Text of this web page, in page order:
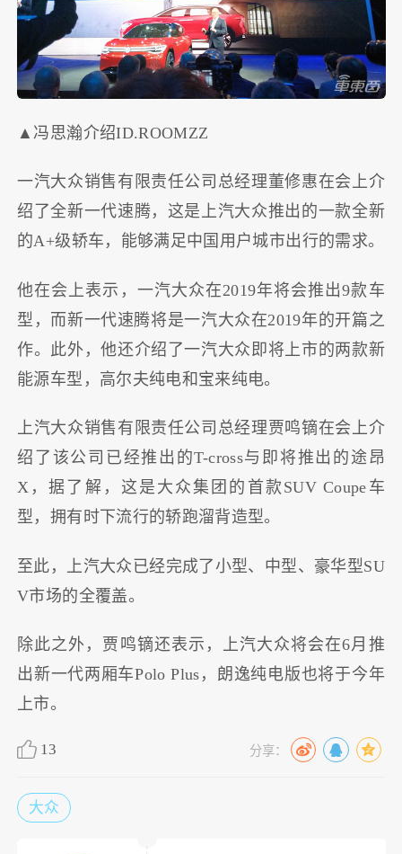
▲冯思瀚介绍ID.ROOMZZ
一汽大众销售有限责任公司总经理董修惠在会上介
绍了全新一代速腾，这是上汽大众推出的一款全新
的A+级轿车，能够满足中国用户城市出行的需求。
他在会上表示，一汽大众在2019年将会推出9款车
型，而新一代速腾将是一汽大众在2019年的开篇之
作。此外，他还介绍了一汽大众即将上市的两款新
能源车型，高尔夫纯电和宝来纯电。
上汽大众销售有限责任公司总经理贾鸣镝在会上介
绍了该公司已经推出的T-cross与即将推出的途昂
X，据了解，这是大众集团的首款SUV Coupe车
型，拥有时下流行的轿跑溜背造型。
至此，上汽大众已经完成了小型、中型、豪华型SU
V市场的全覆盖。
除此之外，贾鸣镝还表示，上汽大众将会在6月推
出新一代两厢车Polo Plus，朗逸纯电版也将于今年
上市。
13 分享：
大众